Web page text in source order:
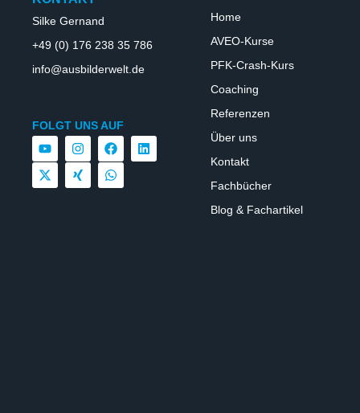
Silke Gernand
+49 (0) 176 238 35 786
info@ausbilderwelt.de
FOLGT UNS AUF
Home
AVEO-Kurse
PFK-Crash-Kurs
Coaching
Referenzen
Über uns
Kontakt
Fachbücher
Blog & Fachartikel